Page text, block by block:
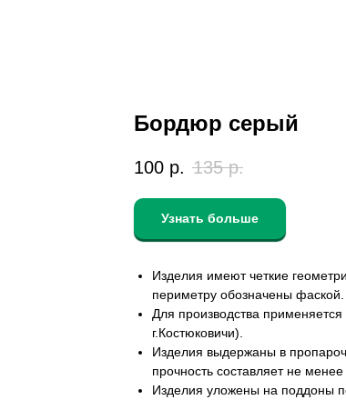
Бордюр серый
100 р. 135 р.
Узнать больше
Изделия имеют четкие
периметру обозначены фаской.
Для производства
г.Костюковичи).
Изделия выдержаны в
прочность составляет не менее
Изделия уложены на поддоны